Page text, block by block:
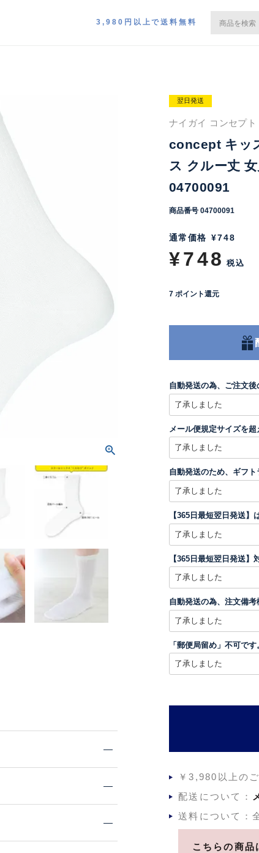
3,980円以上で送料無料
翌日発送
ナイガイ コンセプト
concept キッ
ス クルー丈
04700091
商品番号 04700091
通常価格 ¥748
¥748 税込
7 ポイント還元
自動発送の為、ご注文後
メール便規定サイズを
自動発送のため、ギフト
【365日最短翌日発送】
【365日最短翌日発送】
自動発送の為、注文備考
「郵便局留め」不可です
￥3,980以上の
配送について：
送料について：
こちらの商品